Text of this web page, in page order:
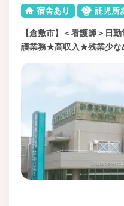
宿舎あり
託児所
【倉敷市】＜看護師＞日
護業務★高収入★残業少な